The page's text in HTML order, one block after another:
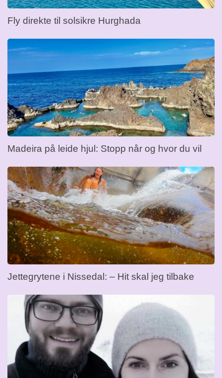
Fly direkte til solsikre Hurghada
Madeira på leide hjul: Stopp når og hvor du vil
Jettegrytene i Nissedal: – Hit skal jeg tilbake